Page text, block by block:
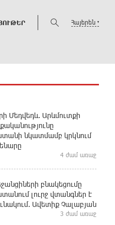
Հայերեն
Մեդվեդև. Արևմուտքի
նկատմամբ կրկնում
4 ժամ առաջ
բնակեցումը
լուրջ վտանգներ է
Ավետիք Չալաբյան
3 ժամ առաջ